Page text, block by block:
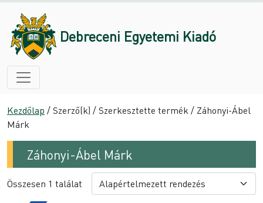
Debreceni Egyetemi Kiadó
Kezdőlap / Szerző(k) / Szerkesztette termék / Záhonyi-Ábel
Márk
Záhonyi-Ábel Márk
Összesen 1 találat